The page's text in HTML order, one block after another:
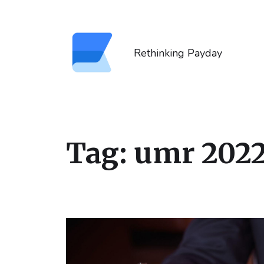
Rethinking Payday
Tag: umr